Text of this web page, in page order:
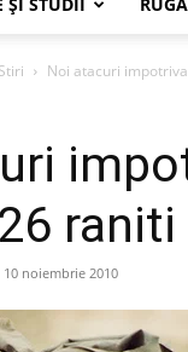
Stiri Noi atacuri
raniti
10 noiembrie 2010